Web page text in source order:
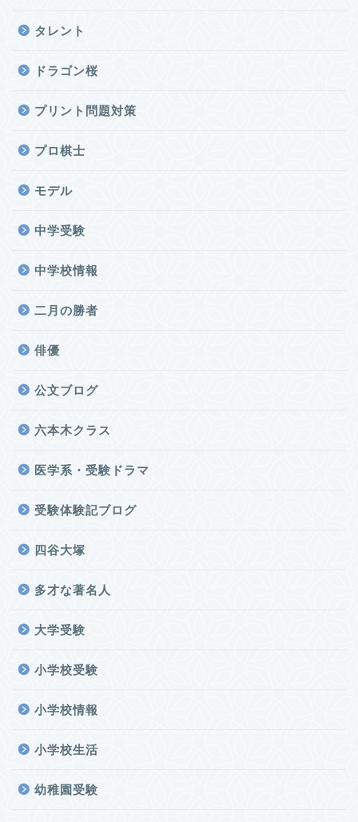
タレント
ドラゴン桜
プリント問題対策
プロ棋士
モデル
中学受験
中学校情報
二月の勝者
俳優
公文ブログ
六本木クラス
医学系・受験ドラマ
受験体験記ブログ
四谷大塚
多才な著名人
大学受験
小学校受験
小学校情報
小学校生活
幼稚園受験